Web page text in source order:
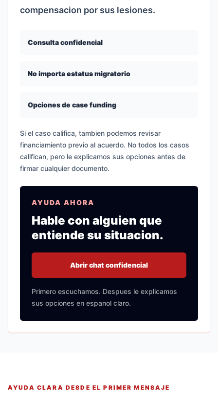
compensacion por sus lesiones.
Consulta confidencial
No importa estatus migratorio
Opciones de case funding
Si el caso califica, tambien podemos revisar
financiamiento previo al acuerdo. No todos los casos
califican, pero le explicamos sus opciones antes de
firmar cualquier documento.
AYUDA AHORA
Hable con alguien que
entiende su situacion.
Abrir chat confidencial
Primero escuchamos. Despues le explicamos
sus opciones en espanol claro.
AYUDA CLARA DESDE EL PRIMER MENSAJE